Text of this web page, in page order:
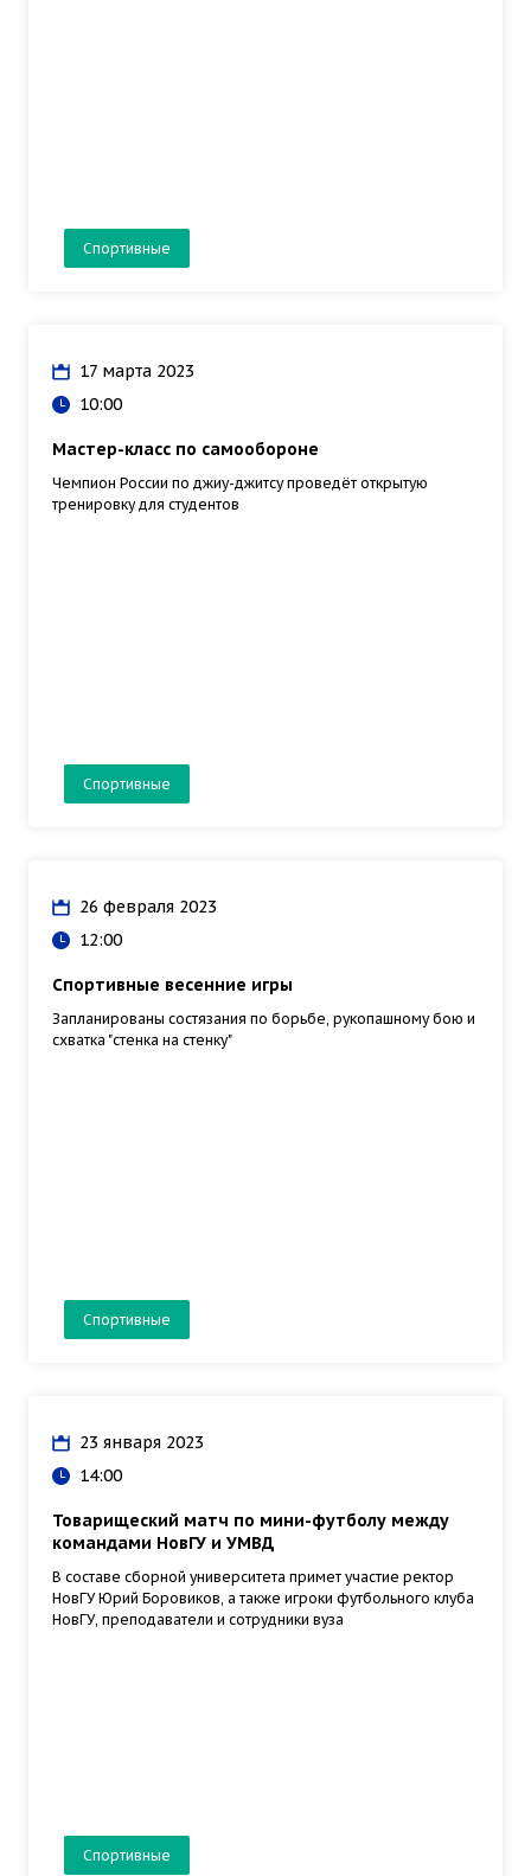
Спортивные
17 марта 2023
10:00
Мастер-класс по самообороне
Чемпион России по джиу-джитсу проведёт открытую
тренировку для студентов
Спортивные
26 февраля 2023
12:00
Спортивные весенние игры
Запланированы состязания по борьбе, рукопашному бою и
схватка "стенка на стенку"
Спортивные
23 января 2023
14:00
Товарищеский матч по мини-футболу между
командами НовГУ и УМВД
В составе сборной университета примет участие ректор
НовГУ Юрий Боровиков, а также игроки футбольного клуба
НовГУ, преподаватели и сотрудники вуза
Спортивные